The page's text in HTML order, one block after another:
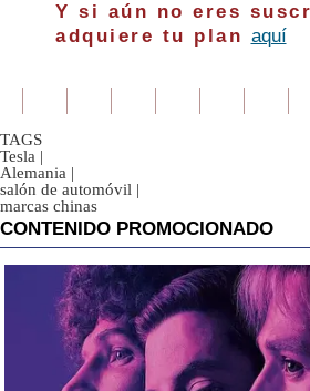
Y si aún no eres
adquiere tu plan aquí
TAGS
Tesla |
Alemania |
salón de automóvil |
marcas chinas